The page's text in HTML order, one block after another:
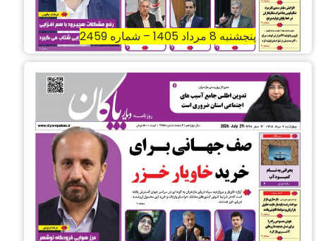
پنجشنبه 8 مرداد 1405 – شماره 2459